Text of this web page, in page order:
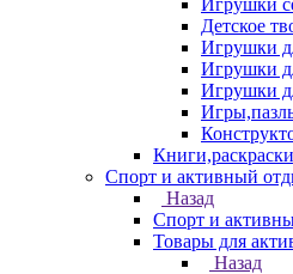
Игрушки
Детское
Игрушки
Игрушки
Игрушки
Спорт и активный
Назад
Спорт и
Товары для
Назад